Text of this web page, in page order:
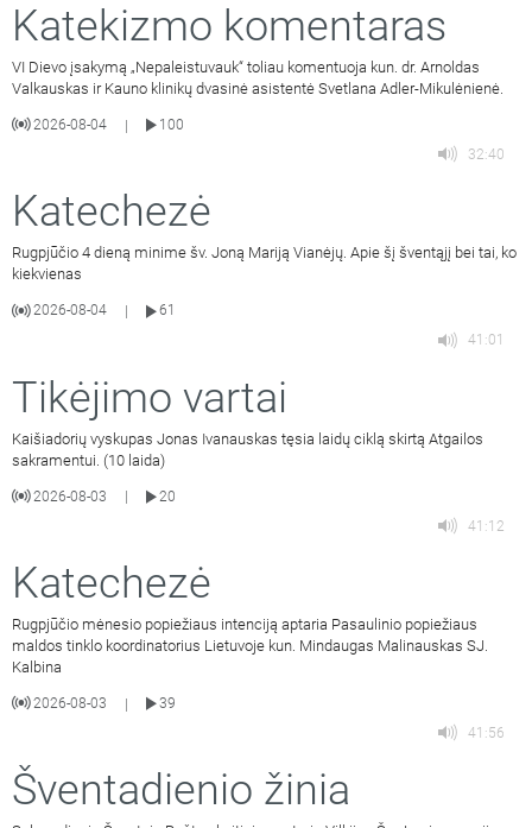
Katekizmo komentaras
VI Dievo įsakymą „Nepaleistuvauk“ toliau komentuoja kun. dr. Arnoldas
Valkauskas ir Kauno klinikų dvasinė asistentė Svetlana Adler-Mikulėnienė.
2026-08-04 |
100
32:40
Katechezė
Rugpjūčio 4 dieną minime šv. Joną Mariją Vianėjų. Apie šį šventąjį bei tai, ko
kiekvienas
2026-08-04
61
41:01
Tikėjimo vartai
Kaišiadorių vyskupas Jonas Ivanauskas tęsia laidų ciklą skirtą Atgailos
sakramentui. (10 laida)
2026-08-03
20
41:12
Katechezė
Rugpjūčio mėnesio popiežiaus intenciją aptaria Pasaulinio popiežiaus
maldos tinklo koordinatorius Lietuvoje kun. Mindaugas Malinauskas SJ.
Kalbina
2026-08-03 |
39
41:56
Šventadienio žinia